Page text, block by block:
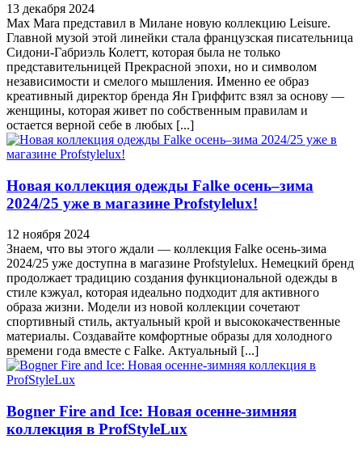
13 декабря 2024
Max Mara представил в Милане новую коллекцию Leisure.
Главной музой этой линейки стала французская писательница
Сидони-Габриэль Колетт, которая была не только
представительницей Прекрасной эпохи, но и символом
независимости и смелого мышления. Именно ее образ
креативный директор бренда Ян Гриффитс взял за основу —
женщины, которая живет по собственным правилам и
остается верной себе в любых [...]
Новая коллекция одежды Falke осень–зима
2024/25 уже в магазине Profstylelux!
12 ноября 2024
Знаем, что вы этого ждали — коллекция Falke осень-зима
2024/25 уже доступна в магазине Profstylelux. Немецкий бренд
продолжает традицию создания функциональной одежды в
стиле кэжуал, которая идеально подходит для активного
образа жизни. Модели из новой коллекции сочетают
спортивный стиль, актуальный крой и высококачественные
материалы. Создавайте комфортные образы для холодного
времени года вместе с Falke. Актуальный [...]
Bogner Fire and Ice: Новая осенне-зимняя
коллекция в ProfStyleLux